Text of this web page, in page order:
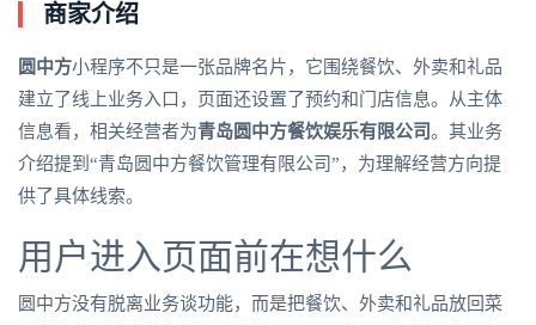
商家介绍
圆中方小程序不只是一张品牌名片，它围绕餐饮、外卖和礼品
建立了线上业务入口，页面还设置了预约和门店信息。从主体
信息看，相关经营者为青岛圆中方餐饮娱乐有限公司 。其业务
介绍提到“青岛圆中方餐饮管理有限公司”，为理解经营方向提
供了具体线索。
用户进入页面前在想什么
圆中方没有脱离业务谈功能，而是把餐饮、外卖和礼品放回菜